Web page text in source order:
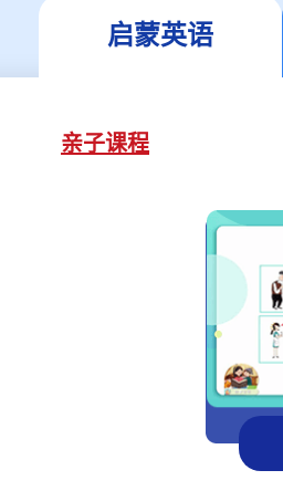
启蒙英语
亲子课程